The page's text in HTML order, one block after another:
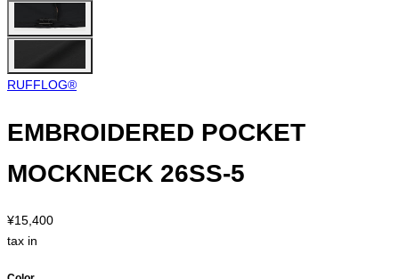
RUFFLOG®︎
EMBROIDERED POCKET
MOCKNECK 26SS-5
¥15,400
tax in